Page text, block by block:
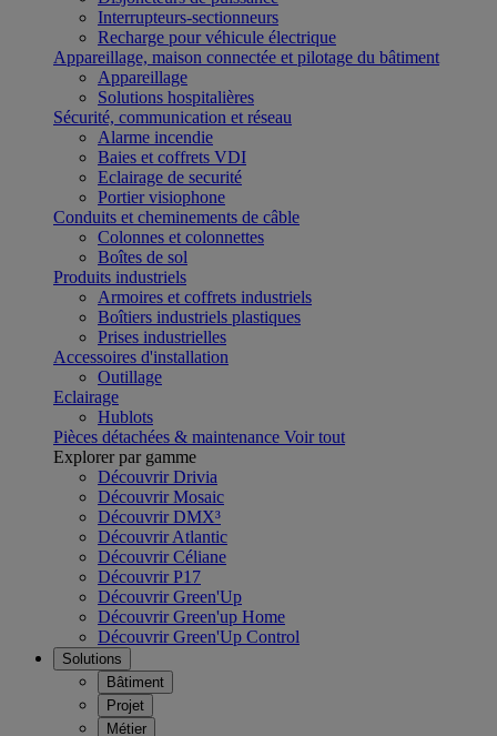
Interrupteurs-sectionneurs
Recharge pour véhicule électrique
Appareillage, maison connectée et pilotage du bâtiment
Appareillage
Solutions hospitalières
Sécurité, communication et réseau
Alarme incendie
Baies et coffrets VDI
Eclairage de securité
Portier visiophone
Conduits et cheminements de câble
Colonnes et colonnettes
Boîtes de sol
Produits industriels
Armoires et coffrets industriels
Boîtiers industriels plastiques
Prises industrielles
Accessoires d'installation
Outillage
Eclairage
Hublots
Pièces détachées & maintenance Voir tout
Explorer par gamme
Découvrir Drivia
Découvrir Mosaic
Découvrir DMX³
Découvrir Atlantic
Découvrir Céliane
Découvrir P17
Découvrir Green'Up
Découvrir Green'up Home
Découvrir Green'Up Control
Solutions
Bâtiment
Projet
Métier